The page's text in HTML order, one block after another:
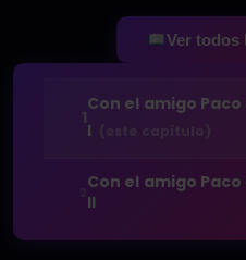
Ver todos
1
Con el amigo
I
Con el amigo
II